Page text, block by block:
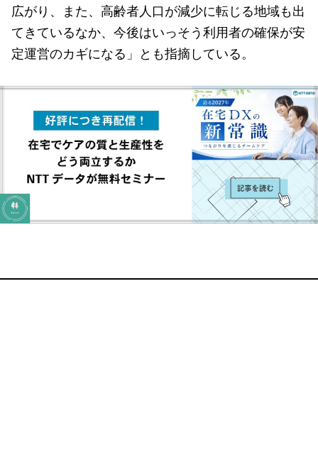
広がり、また、高齢者人口が減少に転じる地域も出
てきているなか、今後はいっそう利用者の確保が安
定運営のカギになる」とも指摘している。